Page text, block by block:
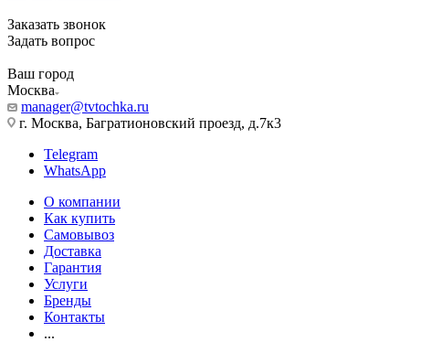
Заказать звонок
Задать вопрос
Ваш город
Москва
manager@tvtochka.ru
г. Москва, Багратионовский проезд, д.7к3
Telegram
WhatsApp
О компании
Как купить
Самовывоз
Доставка
Гарантия
Услуги
Бренды
Контакты
...